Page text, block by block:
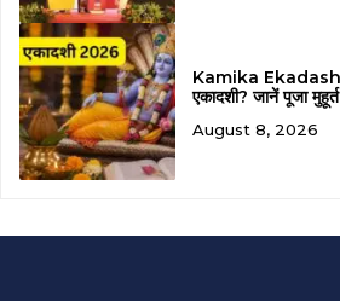
Kamika Ekadashi
एकादशी? जानें पूजा
August 8, 2026